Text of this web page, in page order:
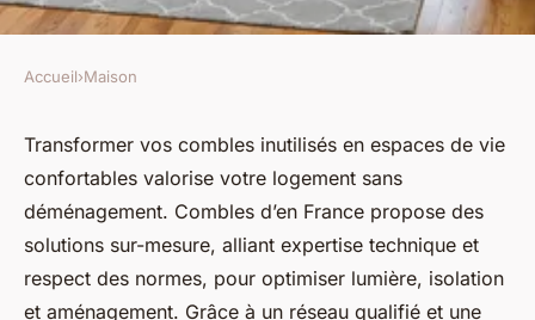
Entreprise aménagement
combles : transformez votre
espace en un clin d'œil
Lina•17 septembre 2025•5 min de lecture
Accueil›Maison
Transformer vos combles inutilisés en espaces de vie
confortables valorise votre logement sans
déménagement. Combles d’en France propose des
solutions sur-mesure, alliant expertise technique et
respect des normes, pour optimiser lumière, isolation
et aménagement. Grâce à un réseau qualifié et une